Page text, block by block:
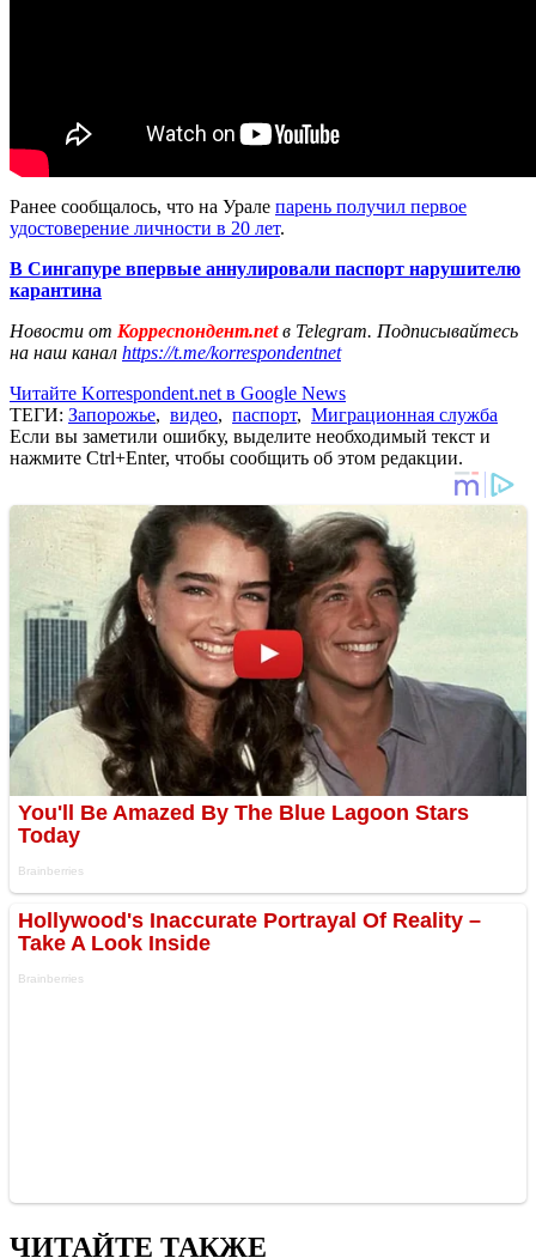
Ранее сообщалось, что на Урале парень получил первое
удостоверение личности в 20 лет.
В Сингапуре впервые аннулировали паспорт нарушителю
карантина
Новости от Корреспондент.netв Telegram. Подписывайтесь
на наш канал https://t.me/korrespondentnet
Читайте Korrespondent.net в Google News
ТЕГИ: Запорожье, видео, паспорт, Миграционная служба
Если вы заметили ошибку, выделите необходимый текст и
нажмите Ctrl+Enter, чтобы сообщить об этом редакции.
ЧИТАЙТЕ ТАКЖЕ